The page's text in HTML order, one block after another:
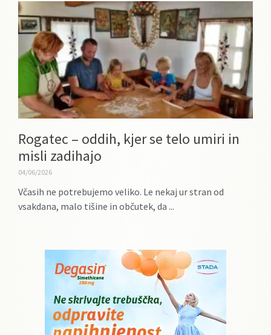
Rogatec – oddih, kjer se telo umiri in
misli zadihajo
04/06/2026
Včasih ne potrebujemo veliko. Le nekaj ur stran od
vsakdana, malo tišine in občutek, da